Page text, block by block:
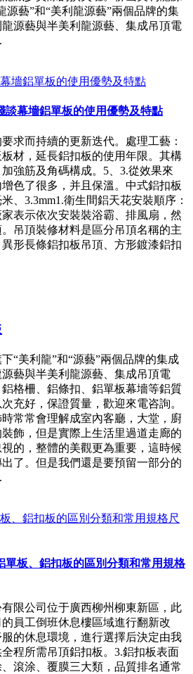
源藝”和“美利龍源藝”兩個品牌的集
源藝與半美利龍源藝、集成吊頂電
談幕墻鋁單板的使用優勢及特點
求而持續的更新迭代。處理工藝：
材，延長鋁扣板的使用年限。其構
強筋及角碼構成。5、3.從效果來
色了很多，并且保溫。中式鋁扣板
、3.3mm1.衛生間鋁天花安裝順序：
表示依次安裝裝浴霸、排風扇，然
吊頂裝修材料是區分吊頂名稱的主
形長條鋁扣板吊頂、方形鍍漆鋁扣
“美利龍”和“源藝”兩個品牌的集成
藝與半美利龍源藝、集成吊頂電
格柵、鋁條扣、鋁單板幕墻等鋁質
充好，保證質量，歡迎來電咨詢。
常常會理解成室內客廳，大堂，廚
飾，但是實際上生活里過道走廊的
的，整體的美觀更為重要，這時候
了。但是我們還是要預留一部分的
單板、鋁扣板的區別分類和常用規格
限公司位于廣西柳州柳東新區，此
員工倒班休息樓區域進行翻新改
的休息環境，進行選擇后決定由我
程所需吊頂鋁扣板。3.鋁扣板表面
滾涂、覆膜三大類，品質排名通常